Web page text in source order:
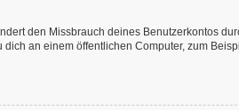
den Missbrauch deines Benutzerkontos
an einem öffentlichen Computer, zum